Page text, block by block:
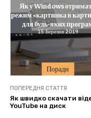
Поради
Як у Windows
режим «картинка в
для будь-яких
15 Березня 2019
ПОПЕРЕДНЯ СТАТТЯ
Як швидко скачати
YouTube на диск